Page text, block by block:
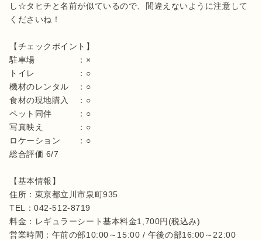
し☆タヒチと名前が似ているので、間違えないように注意して
くださいね！
【チェックポイント】
駐車場　　　　　：×
トイレ　　　　　：○
機材のレンタル　：○
食材の現地購入　：○
ペット同伴　　　：○
写真映え　　　　：○
ロケーション　　：○
総合評価 6/7
【基本情報】
住所：東京都立川市泉町935
TEL：042-512-8719
料金：レギュラーシート基本料金1,700円(税込み)
営業時間：午前の部10:00～15:00 / 午後の部16:00～22:00